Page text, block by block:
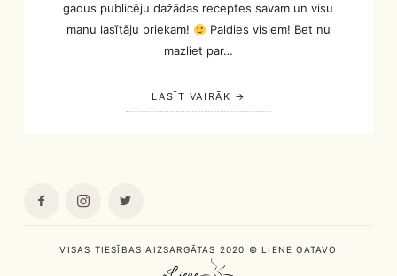
gadus publicēju dažādas receptes savam un visu
manu lasītāju priekam!
Paldies visiem! Bet nu
mazliet par…
LASĪT VAIRĀK
VISAS TIESĪBAS AIZSARGĀTAS 2020 © LIENE GATAVO